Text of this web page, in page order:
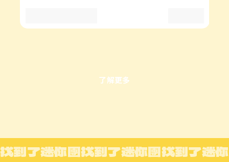
了解更多
找到了迷你團找到了迷你團找到了迷